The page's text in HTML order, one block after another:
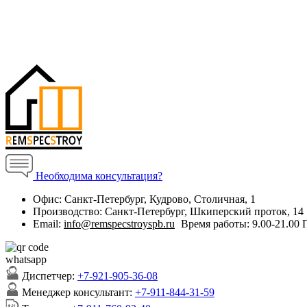
Необходима консультация?
Офис: Санкт-Петербург, Кудрово, Столичная, 1
Производство: Санкт-Петербург, Шкиперский проток, 14
Email: info@remspecstroyspb.ru Время работы: 9.00-
Диспетчер: +7-921-905-36-08
Менеджер консультант: +7-911-844-31-59